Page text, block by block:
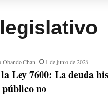
Chan 1 de junio de 2026
la Ley 7600: La deuda
no